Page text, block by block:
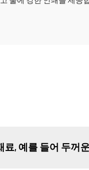
료, 예를 들어 두꺼